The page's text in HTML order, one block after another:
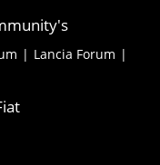
Lancia Forum